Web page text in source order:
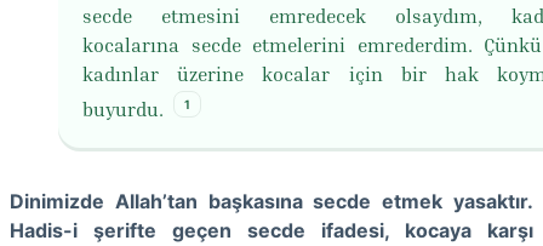
secde etmesini emredecek olsaydım,
kocalarına secde etmelerini emrederdim.
kadınlar üzerine kocalar için bir hak
buyurdu.
1
Dinimizde Allah’tan başkasına secde etmek yasaktır.
Hadis-i şerifte geçen secde ifadesi, kocaya karşı